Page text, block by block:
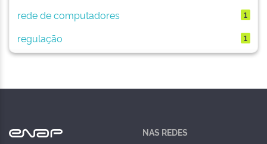
rede de computadores 1
regulação 1
NAS REDES